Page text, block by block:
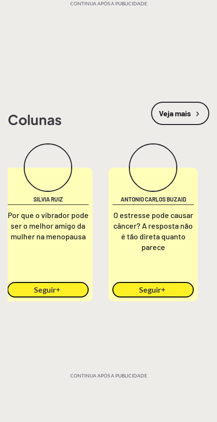
CONTINUA APÓS A PUBLICIDADE
Colunas Veja mais
SILVIA RUIZ
Por que o vibrador pode
ser o melhor amigo da
mulher na menopausa
Seguir
ANTONIO CARLOS BUZAID
O estresse pode causar
câncer? A resposta não
é tão direta quanto
parece
Seguir
CONTINUA APÓS A PUBLICIDADE